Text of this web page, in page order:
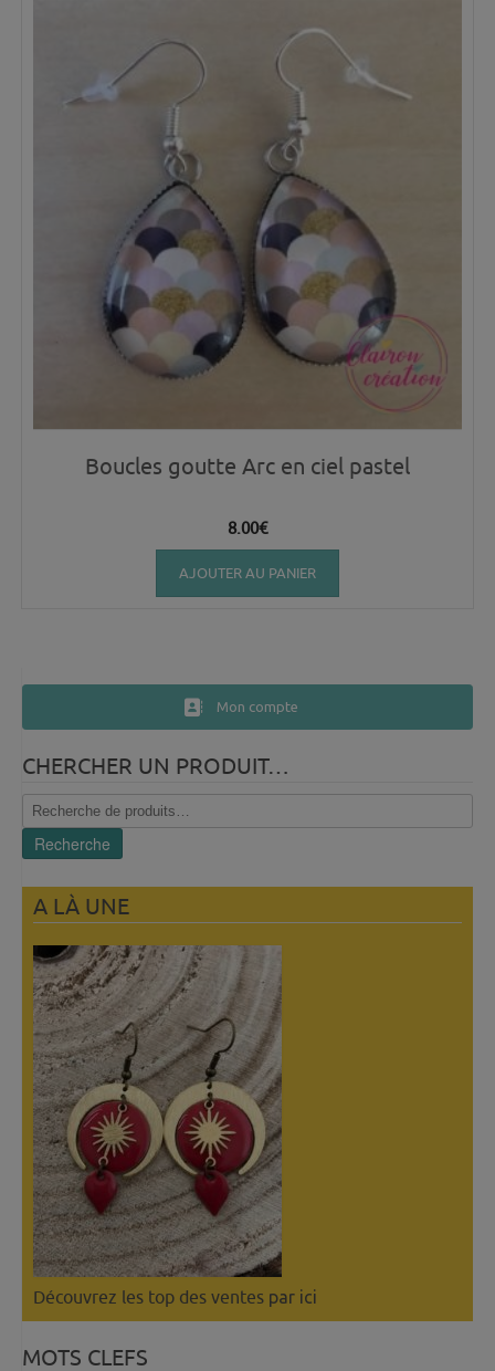
Boucles goutte Arc en ciel pastel
8.00€
AJOUTER AU PANIER
Mon compte
CHERCHER UN PRODUIT…
Recherche
pour :
Recherche
A LÀ UNE
Découvrez les top des ventes par ici
MOTS CLEFS